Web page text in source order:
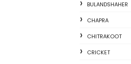
BULANDSHAHER
CHAPRA
CHITRAKOOT
CRICKET